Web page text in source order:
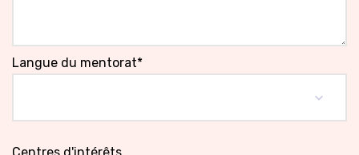
Langue du mentorat*